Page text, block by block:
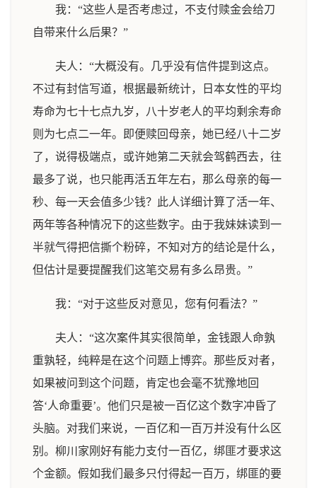
我：“这些人是否考虑过，不支付赎金会给刀
自带来什么后果？”
夫人：“大概没有。几乎没有信件提到这点。
不过有封信写道，根据最新统计，日本女性的平均
寿命为七十七点九岁，八十岁老人的平均剩余寿命
则为七点二一年。即便赎回母亲，她已经八十二岁
了，说得极端点，或许她第二天就会驾鹤西去，往
最多了说，也只能再活五年左右，那么母亲的每一
秒、每一天会值多少钱？此人详细计算了活一年、
两年等各种情况下的这些数字。由于我妹妹读到一
半就气得把信撕个粉碎，不知对方的结论是什么，
但估计是要提醒我们这笔交易有多么昂贵。”
我：“对于这些反对意见，您有何看法？”
夫人：“这次案件其实很简单，金钱跟人命孰
重孰轻，纯粹是在这个问题上博弈。那些反对者，
如果被问到这个问题，肯定也会毫不犹豫地回
答‘人命重要’。他们只是被一百亿这个数字冲昏了
头脑。对我们来说，一百亿和一百万并没有什么区
别。柳川家刚好有能力支付一百亿，绑匪才要求这
个金额。假如我们最多只付得起一百万，绑匪的要